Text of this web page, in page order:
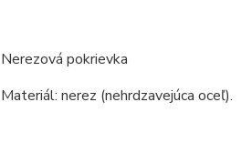
Nerezová pokrievka
Materiál: nerez (nehrdzavejúca oceľ).